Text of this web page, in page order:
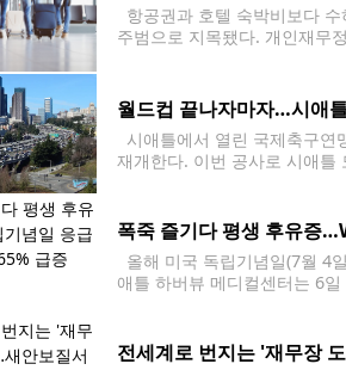
항공권과 호텔 숙박비보다
주범으로 지목됐다. 개인재무
월드컵 끝나자마자…시애
시애틀에서 열린 국제축구연
재개한다. 이번 공사로 시애틀
폭죽 즐기다 평생 후유증
올해 미국 독립기념일(7월 4
애틀 하버뷰 메디컬센터는 6
전세계로 번지는 '재무장